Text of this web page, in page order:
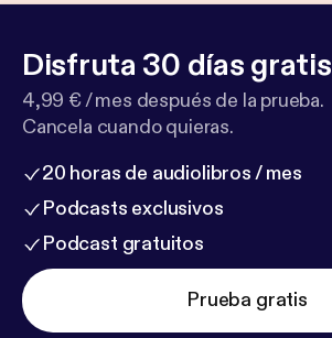
Disfruta 30 días gratis
4,99 € / mes después de la prueba.
Cancela cuando quieras.
20 horas de audiolibros / mes
Podcasts exclusivos
Podcast gratuitos
Prueba gratis